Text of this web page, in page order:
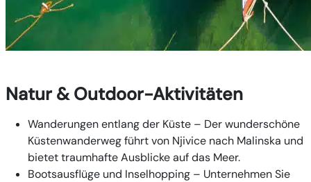
Natur & Outdoor-Aktivitäten
Wanderungen entlang der Küste – Der wunderschöne
Küstenwanderweg führt von Njivice nach Malinska und
bietet traumhafte Ausblicke auf das Meer.
Bootsausflüge und Inselhopping – Unternehmen Sie